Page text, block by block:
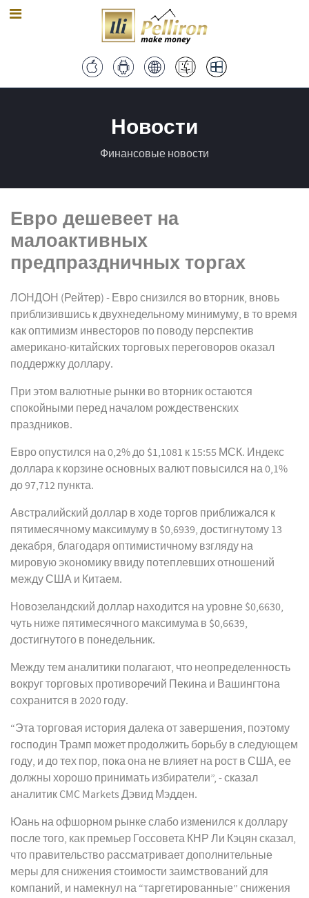
Новости
Финансовые новости
Евро дешевеет на
малоактивных
предпраздничных торгах
ЛОНДОН (Рейтер) - Евро снизился во вторник, вновь
приблизившись к двухнедельному минимуму, в то время
как оптимизм инвесторов по поводу перспектив
американо-китайских торговых переговоров оказал
поддержку доллару.
При этом валютные рынки во вторник остаются
спокойными перед началом рождественских
праздников.
Евро опустился на 0,2% до $1,1081 к 15:55 МСК. Индекс
доллара к корзине основных валют повысился на 0,1%
до 97,712 пункта.
Австралийский доллар в ходе торгов приближался к
пятимесячному максимуму в $0,6939, достигнутому 13
декабря, благодаря оптимистичному взгляду на
мировую экономику ввиду потеплевших отношений
между США и Китаем.
Новозеландский доллар находится на уровне $0,6630,
чуть ниже пятимесячного максимума в $0,6639,
достигнутого в понедельник.
Между тем аналитики полагают, что неопределенность
вокруг торговых противоречий Пекина и Вашингтона
сохранится в 2020 году.
“Эта торговая история далека от завершения, поэтому
господин Трамп может продолжить борьбу в следующем
году, и до тех пор, пока она не влияет на рост в США, ее
должны хорошо принимать избиратели”, - сказал
аналитик CMC Markets Дэвид Мэдден.
Юань на офшорном рынке слабо изменился к доллару
после того, как премьер Госсовета КНР Ли Кэцян сказал,
что правительство рассматривает дополнительные
меры для снижения стоимости заимствований для
компаний, и намекнул на “таргетированные” снижения